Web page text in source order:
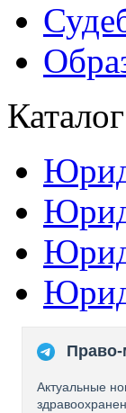
Актуальные